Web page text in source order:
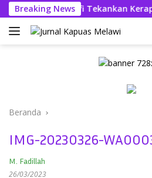
Langsung
ke
konten
Breaking News
Askhabul Kahfi Tekankan
Beranda
IMG-20230326-
M. Fadillah
26/03/2023